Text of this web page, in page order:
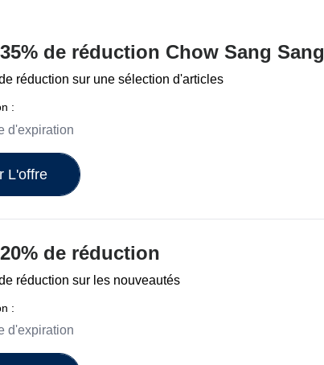
de réduction Chow Sang Sang
réduction sur une sélection d'articles
:
d'expiration
L'offre
de réduction
réduction sur les nouveautés
:
d'expiration